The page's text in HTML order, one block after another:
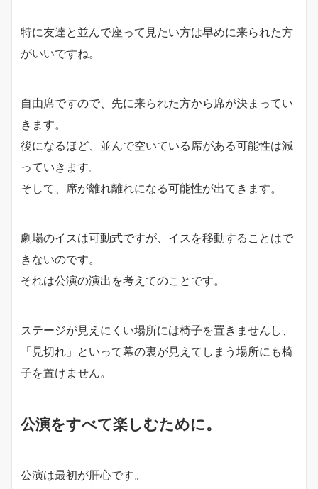
特に友達と並んで座って見たい方は早めに来られた方
がいいですね。
自由席ですので、先に来られた方から席が決まってい
きます。
後になるほど、並んで空いている席がある可能性は減
っていきます。
そして、席が離れ離れになる可能性が出てきます。
劇場のイスは可動式ですが、イスを移動することはで
きないのです。
それは公演の演出を考えてのことです。
ステージが見えにくい場所には椅子を置きませんし、
「見切れ」といって幕の裏が見えてしまう場所にも椅
子を置けません。
公演をすべて楽しむために。
公演は最初が肝心です。